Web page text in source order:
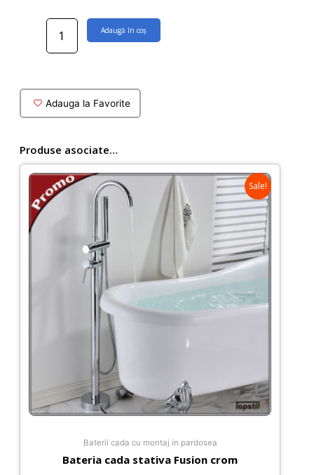
Cantitate
lavoar
perete
Adaugă în coș
Adauga la Favorite
Produse asociate…
Sale!
Baterii cada cu montaj in pardosea
Bateria cada stativa Fusion crom